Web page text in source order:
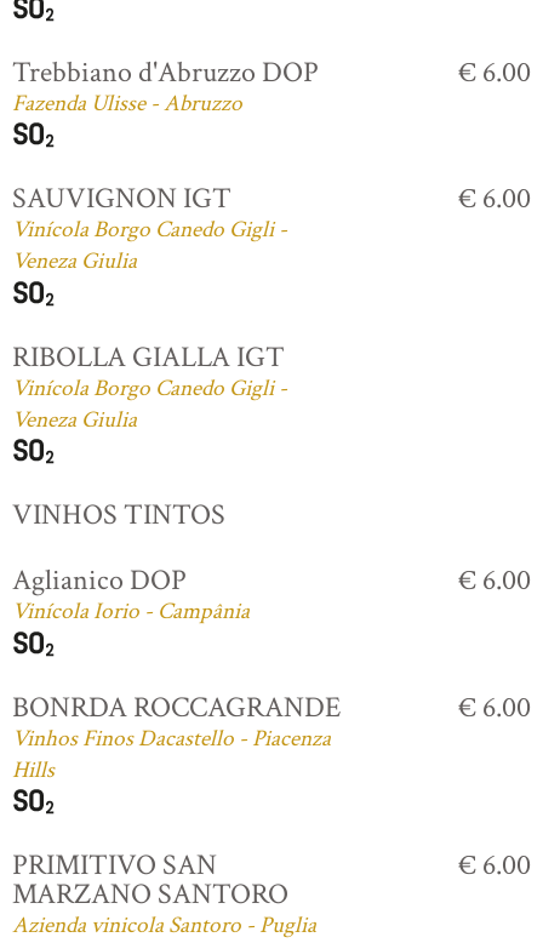
Trebbiano d'Abruzzo DOP
Fazenda Ulisse - Abruzzo
€ 6.00
SAUVIGNON IGT
Vinícola Borgo Canedo Gigli -
Veneza Giulia
€ 6.00
RIBOLLA GIALLA IGT
Vinícola Borgo Canedo Gigli -
Veneza Giulia
VINHOS TINTOS
Aglianico DOP
Vinícola Iorio - Campânia
€ 6.00
BONRDA ROCCAGRANDE
Vinhos Finos Dacastello - Piacenza
Hills
€ 6.00
PRIMITIVO SAN
MARZANO SANTORO
Azienda vinicola Santoro - Puglia
€ 6.00